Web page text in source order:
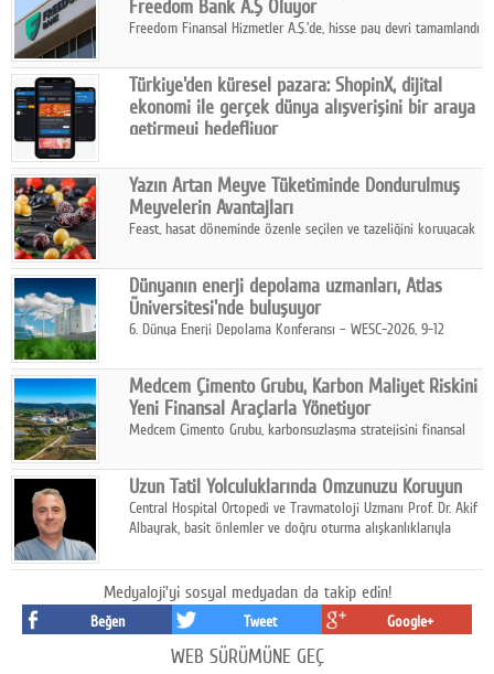
Freedom Bank A.Ş Oluyor
Freedom Finansal Hizmetler A.Ş.'de, hisse pay devri tamamlandı
Turkish Bank'ın ticaret unvanının “Freedom Bank A.Ş.” olmasına
karar verildi.
Türkiye'den küresel pazara: ShopinX, dijital
ekonomi ile gerçek dünya alışverişini bir araya
getirmeyi hedefliyor
ekonomi ile gerçek dünya alışveriş deneyimi arasında köprü
kurmayı hedefleyen vizyonuyla uluslararası pazarlara açılıyor.
Yazın Artan Meyve Tüketiminde Dondurulmuş
Meyvelerin Avantajları
Feast, hasat döneminde özenle seçilen ve tazeliğini koruyacak
pratik, güvenilir ve lezzetli bir alternatif sunuyor.
Dünyanın enerji depolama uzmanları, Atlas
Üniversitesi'nde buluşuyor
6. Dünya Enerji Depolama Konferansı – WESC-2026, 9-12
sahipliğinde gerçekleştirilecek.
Medcem Çimento Grubu, Karbon Maliyet Riskini
Yeni Finansal Araçlarla Yönetiyor
Medcem Çimento Grubu, karbonsuzlaşma stratejisini finansal
Uzun Tatil Yolculuklarında Omzunuzu Koruyun
Central Hospital Ortopedi ve Travmatoloji Uzmanı Prof. Dr. Akif
Albayrak, basit önlemler ve doğru oturma alışkanlıklarıyla
Medyaloji'yi sosyal medyadan da takip edin!
Beğen Tweet Google+
WEB SÜRÜMÜNE GEÇ